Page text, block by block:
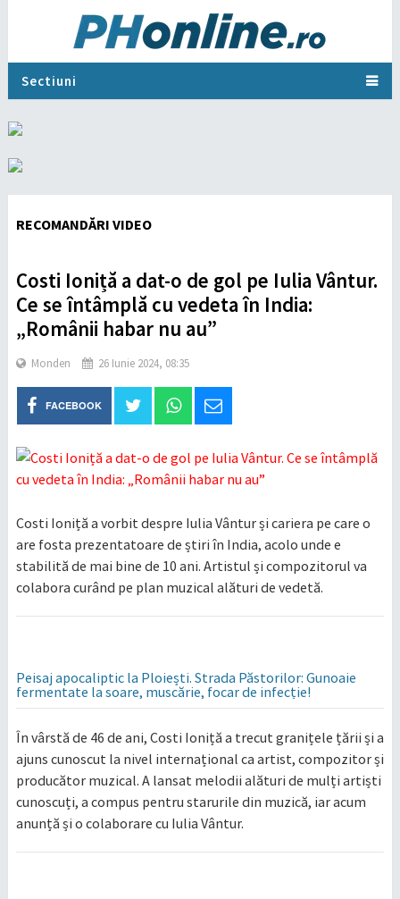
Sectiuni
RECOMANDĂRI VIDEO
Costi Ioniță a dat-o de gol pe Iulia Vântur.
Ce se întâmplă cu vedeta în India:
„Românii habar nu au”
Monden 26 Iunie 2024, 08:35
FACEBOOK
Costi Ioniță a vorbit despre Iulia Vântur și cariera pe care o
are fosta prezentatoare de știri în India, acolo unde e
stabilită de mai bine de 10 ani. Artistul și compozitorul va
colabora curând pe plan muzical alături de vedetă.
Peisaj apocaliptic la Ploiești. Strada Păstorilor: Gunoaie
fermentate la soare, muscărie, focar de infecție!
În vârstă de 46 de ani, Costi Ioniță a trecut granițele țării și a
ajuns cunoscut la nivel internațional ca artist, compozitor și
producător muzical. A lansat melodii alături de mulți artiști
cunoscuți, a compus pentru starurile din muzică, iar acum
anunță și o colaborare cu Iulia Vântur.